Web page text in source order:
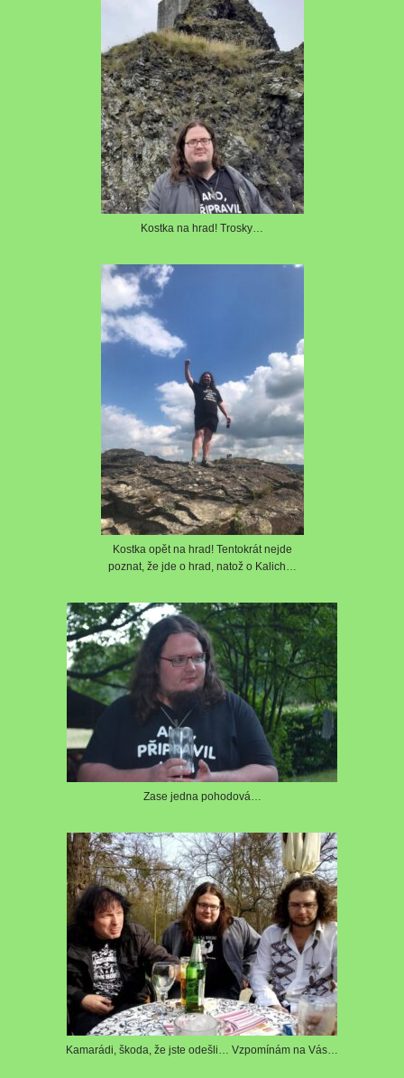
Kostka na hrad! Trosky…
Kostka opět na hrad! Tentokrát nejde
poznat, že jde o hrad, natož o Kalich…
Zase jedna pohodová…
Kamarádi, škoda, že jste odešli… Vzpomínám na Vás…